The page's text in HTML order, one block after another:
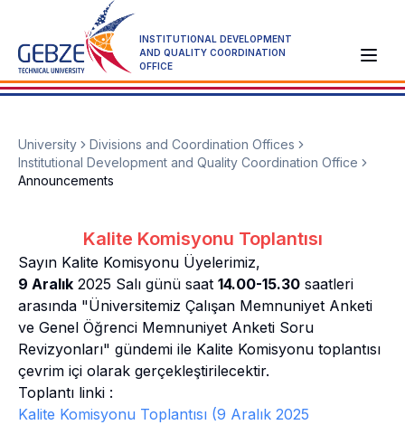
INSTITUTIONAL DEVELOPMENT
AND QUALITY COORDINATION
OFFICE
University
Divisions and Coordination Offices
Institutional Development and Quality Coordination Office
Announcements
Kalite Komisyonu Toplantısı
Sayın Kalite Komisyonu Üyelerimiz,
9 Aralık 2025 Salı günü saat 14.00-15.30 saatleri
arasında "Üniversitemiz Çalışan Memnuniyet Anketi
ve Genel Öğrenci Memnuniyet Anketi Soru
Revizyonları" gündemi ile Kalite Komisyonu toplantısı
çevrim içi olarak gerçekleştirilecektir.
Toplantı linki :
Kalite Komisyonu Toplantısı (9 Aralık 2025